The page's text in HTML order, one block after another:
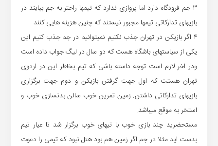
٣ جم فرودگاه دارد اما پروازی ندارد که تیمها راحتر به جم بیایند در
بازیهای تدارکاتی تیمها مجبور نیستند که چنین هزینه هایی کنند
۴ اگر بازیکن در تهران جذب نکنیم نمیتوانیم در جم جذب کنیم این
یکی از سیاستهای باشگاه هست که دو سال در لیگ جواب داده است
ودر اخر لازم است توجه داسته باشی که تیم بخاطر این در اردوی
تهران هستت که اول جهت گرفتن بازیکن و دوم جهت برگزاری
بازیهای تدارکاتی داشتن. زمین تمرین خوب سالن بدنسازی خوب و
استخر به موقع میباشد.
مستحضرید چند بازی خوب با تیهای خوب برگزار شد تا عیار تیم
بدست اید مثلا در جم اگر زمین هم بود هتل نبود که تیمی را دعوت